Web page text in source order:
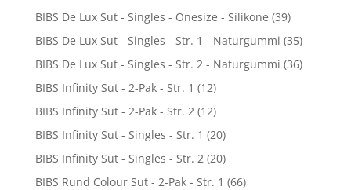
BIBS De Lux Sut - Singles - Onesize - Silikone (39)
BIBS De Lux Sut - Singles - Str. 1 - Naturgummi (35)
BIBS De Lux Sut - Singles - Str. 2 - Naturgummi (36)
BIBS Infinity Sut - 2-Pak - Str. 1 (12)
BIBS Infinity Sut - 2-Pak - Str. 2 (12)
BIBS Infinity Sut - Singles - Str. 1 (20)
BIBS Infinity Sut - Singles - Str. 2 (20)
BIBS Rund Colour Sut - 2-Pak - Str. 1 (66)